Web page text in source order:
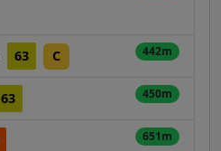
63 C 442m
63 450m
651m